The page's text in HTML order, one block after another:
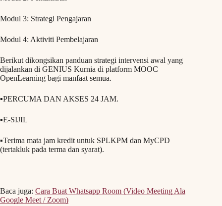
Modul 3: Strategi Pengajaran
Modul 4: Aktiviti Pembelajaran
Berikut dikongsikan panduan strategi intervensi awal yang
dijalankan di GENIUS Kurnia di platform MOOC
OpenLearning bagi manfaat semua.
▪️PERCUMA DAN AKSES 24 JAM.
▪️E-SIJIL
▪️Terima mata jam kredit untuk SPLKPM dan MyCPD
(tertakluk pada terma dan syarat).
Baca juga: Cara Buat Whatsapp Room (Video Meeting Ala
Google Meet / Zoom)